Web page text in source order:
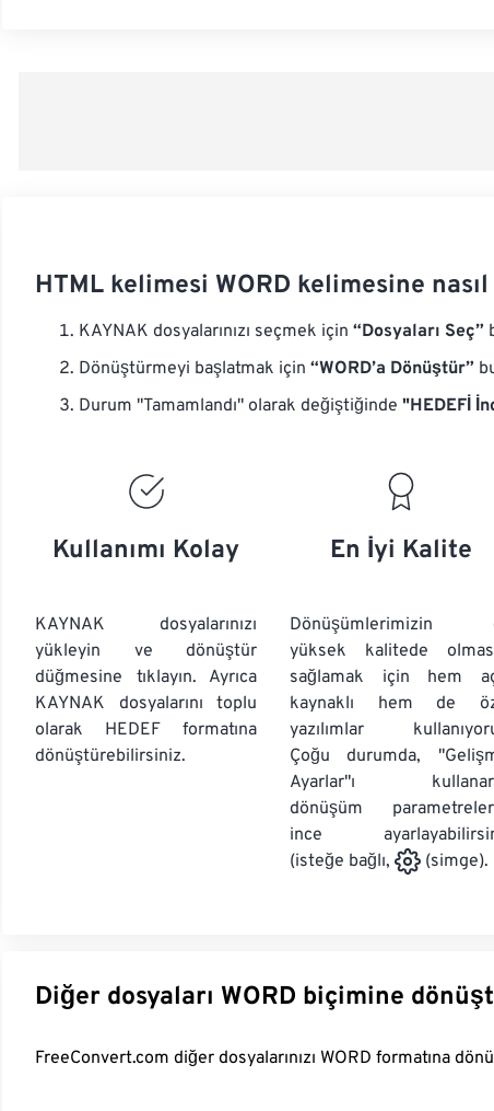
HTML kelimesi WORD kelimesine
KAYNAK dosyalarınızı seçmek için “Dosyaları Seç”
Dönüştürmeyi başlatmak için “WORD’a Dönüştür”
Durum "Tamamlandı" olarak değiştiğinde "HEDEFİ
Kullanımı Kolay
KAYNAK dosyalarınızı
yükleyin ve dönüştür
düğmesine tıklayın. Ayrıca
KAYNAK dosyalarını toplu
olarak HEDEF formatına
dönüştürebilirsiniz.
En İyi Kalite
Dönüşümlerimizin
yüksek kalitede
sağlamak için hem
kaynaklı hem de
yazılımlar
Çoğu durumda,
Ayarlar"ı
dönüşüm
ince
(isteğe bağlı,
(simge).
Diğer dosyaları WORD biçimine
FreeConvert.com diğer dosyalarınızı WORD